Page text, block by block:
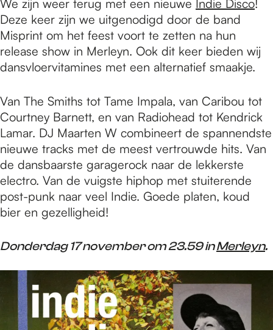
a
g
e
We zijn weer terug met een nieuwe Indie Disco!
Deze keer zijn we uitgenodigd door de band
Misprint om het feest voort te zetten na hun
release show in Merleyn. Ook dit keer bieden wij
dansvloervitamines met een alternatief smaakje.
Van The Smiths tot Tame Impala, van Caribou tot
Courtney Barnett, en van Radiohead tot Kendrick
Lamar. DJ Maarten W combineert de spannendste
nieuwe tracks met de meest vertrouwde hits. Van
de dansbaarste garagerock naar de lekkerste
electro. Van de vuigste hiphop met stuiterende
post-punk naar veel Indie. Goede platen, koud
bier en gezelligheid!
Donderdag 17 november om 23.59 inMerleyn.